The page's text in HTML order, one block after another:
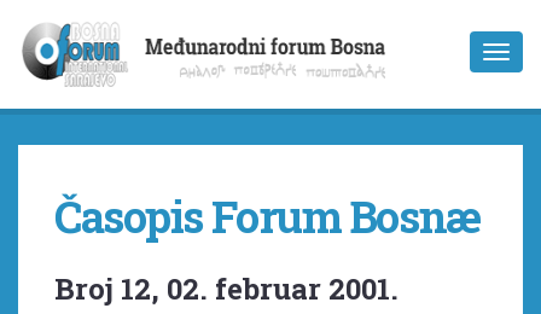
Časopis Forum Bosnæ
Broj 12, 02. februar 2001.